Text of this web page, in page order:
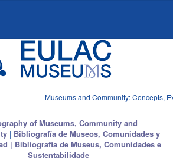
Museums and Community: Concepts,
of Museums, Community and
| Bibliografía de Museos, Comunidades y
| Bibliografia de Museus, Comunidades e
Sustentabilidade